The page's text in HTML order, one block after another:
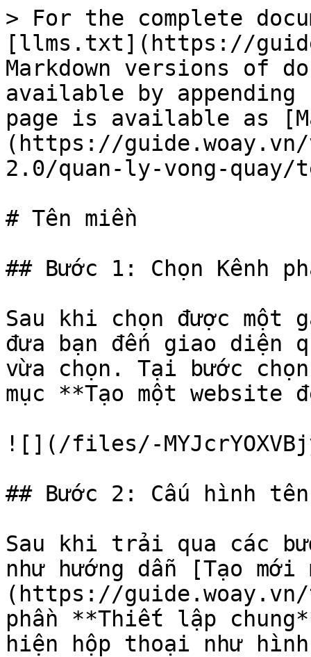
> For the complete
[llms.txt](https://
Markdown versions of
available by
page is available as
(https://
2.0/quan-ly-vong-quay/
# Tên miền
## Bước 1: Chọn Kênh
Sau khi chọn được một
đưa bạn đến giao diện
vừa chọn. Tại bước
mục **Tạo một website
![](/files/-
## Bước 2: Cấu hình
Sau khi trải qua các
như hướng dẫn [Tạo mới
(https://guide.woay.vn/
phần **Thiết lập
hiện hộp thoại như